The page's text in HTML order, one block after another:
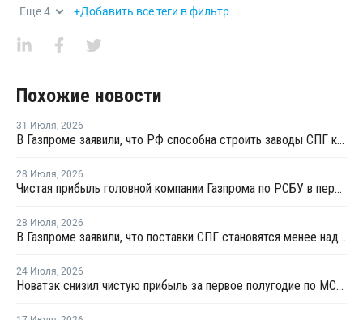
Еще4 +Добавить все теги в фильтр
Похожие новости
31 Июля, 2026
В Газпроме заявили, что РФ способна строить заводы СПГ как у себя, так и за рубежом
28 Июля, 2026
Чистая прибыль головной компании Газпрома по РСБУ в первом полугодии составила 78 млрд рублей
28 Июля, 2026
В Газпроме заявили, что поставки СПГ становятся менее надежным способом газоснабжения
24 Июля, 2026
Новатэк снизил чистую прибыль за первое полугодие по МСФО на 3,1%